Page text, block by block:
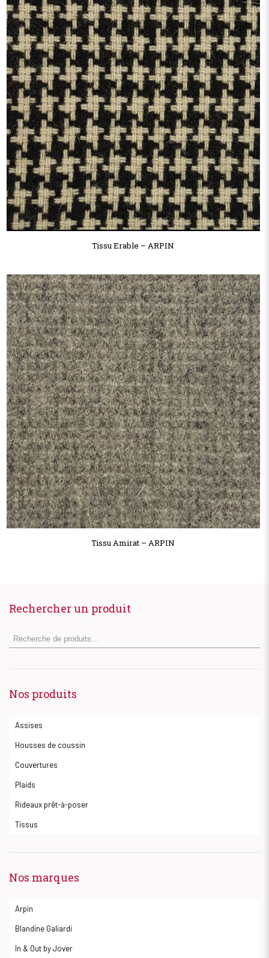
Tissu Erable – ARPIN
Tissu Amirat – ARPIN
Rechercher un produit
Nos produits
Assises
Housses de coussin
Couvertures
Plaids
Rideaux prêt-à-poser
Tissus
Nos marques
Arpin
Blandine Galiardi
In & Out by Jover